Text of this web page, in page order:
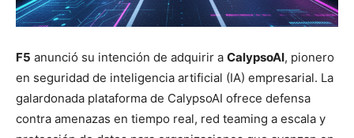
F5 anunció su intención de adquirir a CalypsoAI, pionero
en seguridad de inteligencia artificial (IA) empresarial. La
galardonada plataforma de CalypsoAI ofrece defensa
contra amenazas en tiempo real, red teaming a escala y